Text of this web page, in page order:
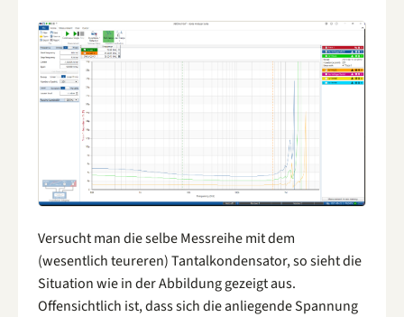
Versucht man die selbe Messreihe mit dem
(wesentlich teureren) Tantalkondensator, so sieht die
Situation wie in der Abbildung gezeigt aus.
Offensichtlich ist, dass sich die anliegende Spannung